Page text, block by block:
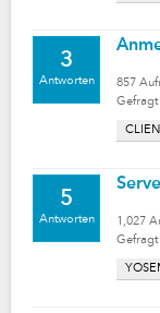
3
Antworten 857
Gefragt
5
Antworten 1,027
Gefragt